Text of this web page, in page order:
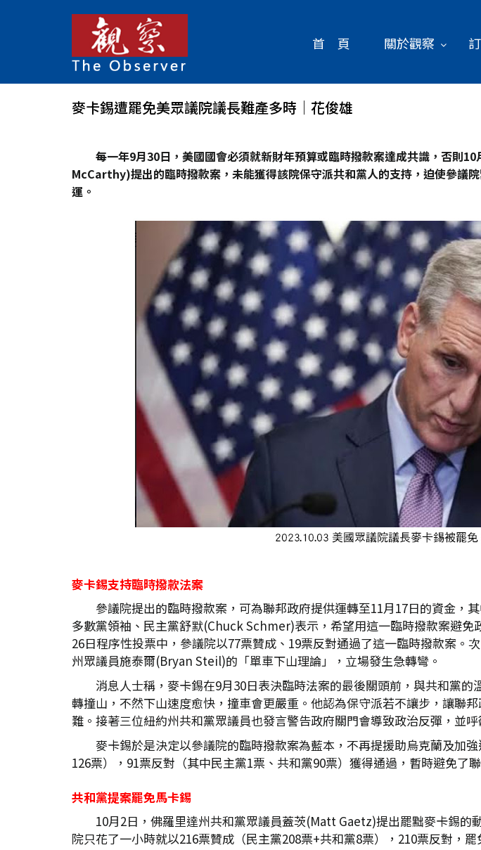
首 頁 關於觀察
麥卡錫遭罷免美眾議院議長難產多時│花俊雄
每一年9月30日，美國國會必須就新財年預算或臨時撥款案達成共識，否則10
McCarthy)提出的臨時撥款案，未能獲得該院保守派共和黨人的支持，迫使參議
運。
麥卡錫支持臨時撥款法案
參議院提出的臨時撥款案，可為聯邦政府提供運轉至11月17日的資金，
多數黨領袖、民主黨舒默(Chuck Schmer)表示，希望用這一臨時撥款案避
26日程序性投票中，參議院以77票贊成、19票反對通過了這一臨時撥款案
州眾議員施泰爾(Bryan Steil)的「單車下山理論」，立場發生急轉彎。
消息人士稱，麥卡錫在9月30日表決臨時法案的最後關頭前，與共和黨
轉撞山，不然下山速度愈快，撞車會更嚴重。他認為保守派若不讓步，讓聯
難。接著三位紐約州共和黨眾議員也發言警告政府關門會導致政治反彈，並
麥卡錫於是決定以參議院的臨時撥款案為藍本，不再提援助烏克蘭及加
126票），91票反對（其中民主黨1票、共和黨90票）獲得通過，暫時避免了
共和黨提案罷免馬卡錫
10月2日，佛羅里達州共和黨眾議員蓋茨(Matt Gaetz)提出罷黜麥卡錫
院只花了一小時就以216票贊成（民主黨208票+共和黨8票），210票反對，